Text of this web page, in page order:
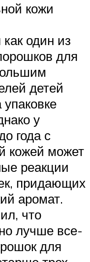
кожи
один из
для
детей
у
года с
кожей может
реакции
придающих
аромат.
что
лучше все-
для